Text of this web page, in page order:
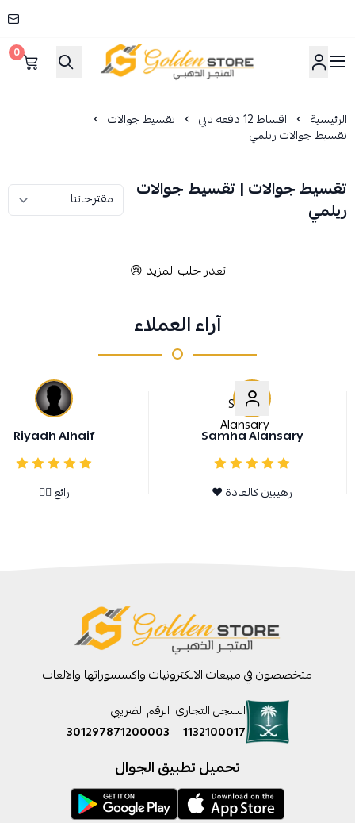
المتجر الذهبي
0
الرئيسية اقساط 12 دفعه تابي تقسيط جوالات
تقسيط جوالات ريلمي
تقسيط جوالات | تقسيط جوالات
ريلمي
تعذر جلب المزيد 😢
آراء العملاء
Samha Alansary
رهيبين كالعادة ❤️
Riyadh Alhaif
رائع 👍🏻
متخصصون في مبيعات الالكترونيات واكسسوراتها والالعاب
السجل التجاري
1132100017
الرقم الضريبي
301297871200003
تحميل تطبيق الجوال